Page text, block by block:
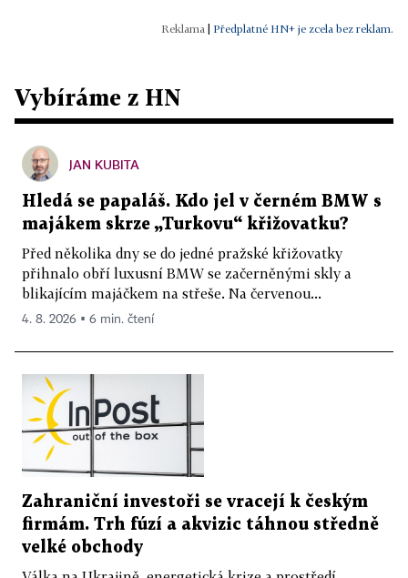
Předplatné HN+ je zcela bez reklam.
Vybíráme z HN
JAN KUBITA
Hledá se papaláš. Kdo jel v černém BMW s
majákem skrze „Turkovu“ křižovatku?
Před několika dny se do jedné pražské křižovatky
přihnalo obří luxusní BMW se začerněnými skly a
blikajícím majáčkem na střeše. Na červenou...
4. 8. 2026 ▪ 6 min. čtení
Zahraniční investoři se vracejí k českým
firmám. Trh fúzí a akvizic táhnou středně
velké obchody